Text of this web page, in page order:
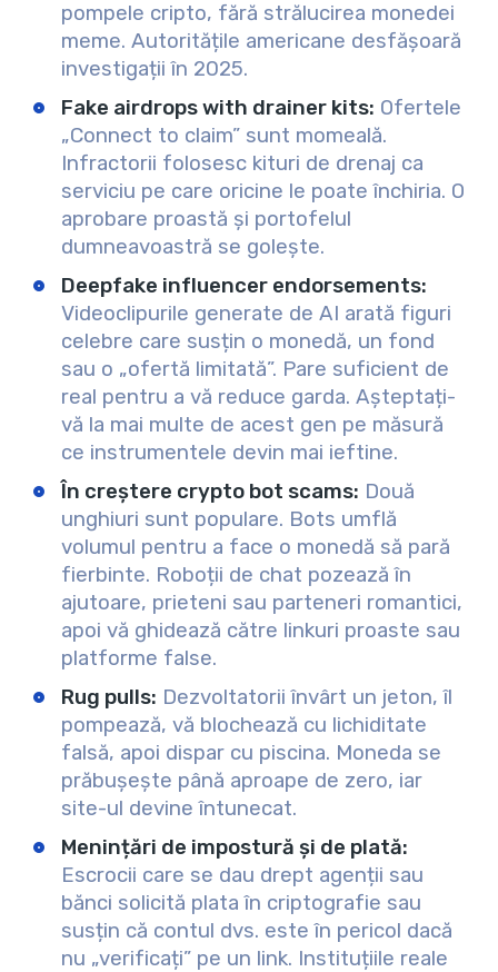
pompele cripto, fără strălucirea monedei
meme. Autoritățile americane desfășoară
investigații în 2025.
Fake airdrops with drainer kits: Ofertele
„Connect to claim” sunt momeală.
Infractorii folosesc kituri de drenaj ca
serviciu pe care oricine le poate închiria. O
aprobare proastă și portofelul
dumneavoastră se golește.
Deepfake influencer endorsements:
Videoclipurile generate de AI arată figuri
celebre care susțin o monedă, un fond
sau o „ofertă limitată”. Pare suficient de
real pentru a vă reduce garda. Așteptați-
vă la mai multe de acest gen pe măsură
ce instrumentele devin mai ieftine.
În creștere crypto bot scams: Două
unghiuri sunt populare. Bots umflă
volumul pentru a face o monedă să pară
fierbinte. Roboții de chat pozează în
ajutoare, prieteni sau parteneri romantici,
apoi vă ghidează către linkuri proaste sau
platforme false.
Rug pulls: Dezvoltatorii învârt un jeton, îl
pompează, vă blochează cu lichiditate
falsă, apoi dispar cu piscina. Moneda se
prăbușește până aproape de zero, iar
site-ul devine întunecat.
Menințări de impostură și de plată:
Escrocii care se dau drept agenții sau
bănci solicită plata în criptografie sau
susțin că contul dvs. este în pericol dacă
nu „verificați” pe un link. Instituțiile reale